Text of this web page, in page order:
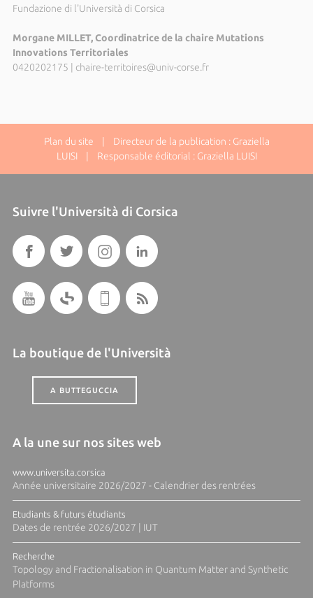
Fundazione di l'Università di Corsica
Morgane MILLET, Coordinatrice de la chaire Mutations
Innovations Territoriales
0420202175
chaire-territoires@univ-corse.fr
Plan du site | Directeur de la publication : Graziella
LUISI | Responsable éditorial : Graziella LUISI
Suivre l'Università di Corsica
La boutique de l'Università
A BUTTEGUCCIA
A la une sur nos sites web
www.universita.corsica
Année universitaire 2026/2027 - Calendrier des rentrées
Etudiants & futurs étudiants
Dates de rentrée 2026/2027 | IUT
Recherche
Topology and Fractionalisation in Quantum Matter and Synthetic
Platforms